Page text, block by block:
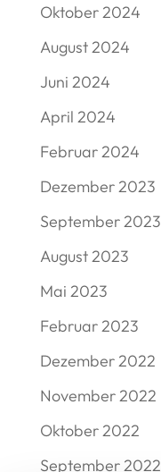
Oktober 2024
August 2024
Juni 2024
April 2024
Februar 2024
Dezember 2023
September 2023
August 2023
Mai 2023
Februar 2023
Dezember 2022
November 2022
Oktober 2022
September 2022